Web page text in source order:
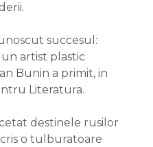
succesul:
artist plastic
Bunin a primit, in
Literatura.
destinele rusilor
o tulburatoare